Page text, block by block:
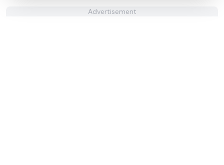
Advertisement